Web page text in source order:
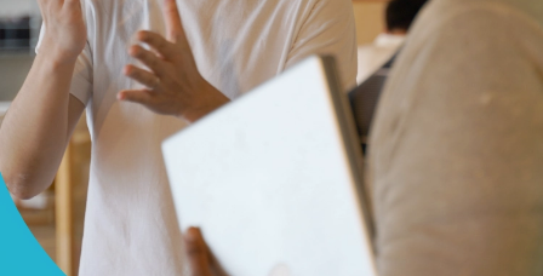
ソーシャルビジネス
フェロー紹介
採用情報